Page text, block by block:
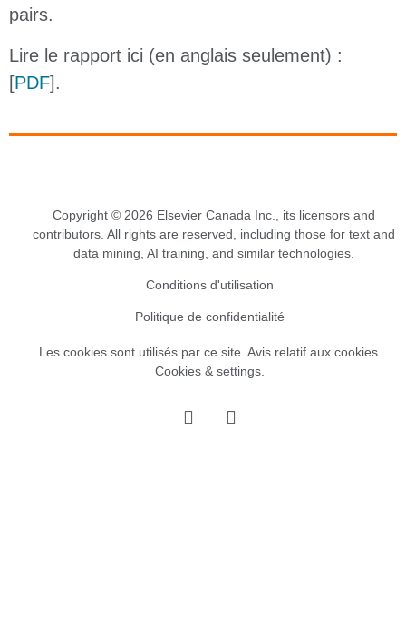
pairs.
Lire le rapport ici (en anglais seulement) :
[PDF].
Copyright © 2026 Elsevier Canada Inc., its licensors and
contributors. All rights are reserved, including those for text and
data mining, AI training, and similar technologies.
Conditions d'utilisation
Politique de confidentialité
Les cookies sont utilisés par ce site. Avis relatif aux cookies.
Cookies & settings.